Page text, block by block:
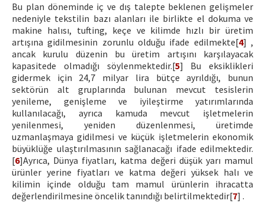
Bu plan döneminde iç ve dış talepte beklenen gelişmeler
nedeniyle tekstilin bazı alanları ile birlikte el dokuma ve
makine halısı, tufting, keçe ve kilimde hızlı bir üretim
artışına gidilmesinin zorunlu olduğu ifade edilmekte[4] ,
ancak kurulu düzenin bu üretim artışını karşılayacak
kapasitede olmadığı söylenmektedir.[5] Bu eksiklikleri
gidermek için 24,7 milyar lira bütçe ayrıldığı, bunun
sektörün alt gruplarında bulunan mevcut tesislerin
yenileme, genişleme ve iyileştirme yatırımlarında
kullanılacağı, ayrıca kamuda mevcut işletmelerin
yenilenmesi, yeniden düzenlenmesi, üretimde
uzmanlaşmaya gidilmesi ve küçük işletmelerin ekonomik
büyüklüğe ulaştırılmasının sağlanacağı ifade edilmektedir.
[6]Ayrıca, Dünya fiyatları, katma değeri düşük yarı mamul
ürünler yerine fiyatları ve katma değeri yüksek halı ve
kilimin içinde olduğu tam mamul ürünlerin ihracatta
değerlendirilmesine öncelik tanındığı belirtilmektedir[7] .